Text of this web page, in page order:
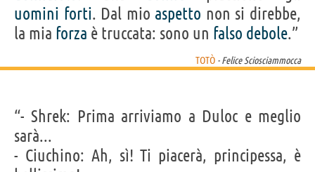
uomini forti. Dal mio aspetto non si direbbe,
la mia forza è truccata: sono un falso debole.”
TOTÒ - Felice Sciosciammocca
“- Shrek: Prima arriviamo a Duloc e meglio
sarà...
- Ciuchino: Ah, sì! Ti piacerà, principessa, è